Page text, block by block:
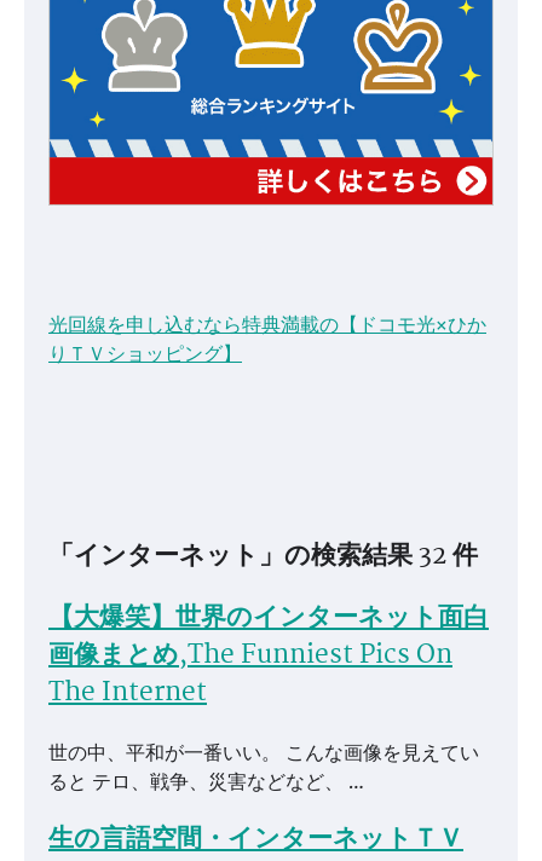
光回線を申し込むなら特典満載の【ドコモ光×ひか
りＴＶショッピング】
「インターネット」の検索結果 32 件
【大爆笑】世界のインターネット面白
画像まとめ,The Funniest Pics On
The Internet
世の中、平和が一番いい。 こんな画像を見えてい
ると テロ、戦争、災害などなど、 …
生の言語空間・インターネットＴＶ